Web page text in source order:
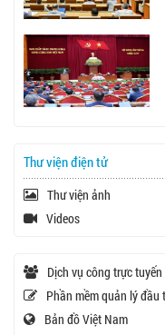
Thư viện điện tử
Thư viện ảnh
Videos
Dịch vụ công trực tuyến
Phần mềm quản lý
Bản đồ Việt Nam